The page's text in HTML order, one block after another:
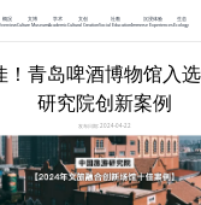
概况 文博
Culture Museum
学术
Academic
文创
Cultural Creation
社教
Social Education
沉浸体验
Immerse Experiences
生态
Ecology
！青岛啤酒博物馆入
研究院创新案例
发布日期: 2024-04-22